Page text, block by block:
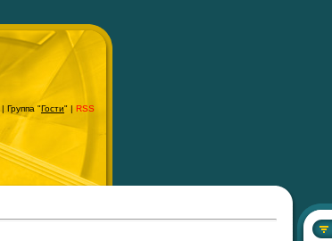
| Группа "Гости" | RSS